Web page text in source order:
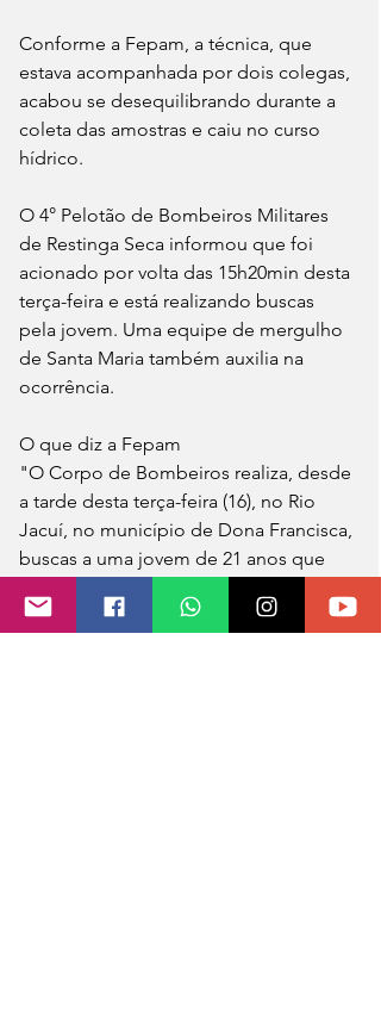
Conforme a Fepam, a técnica, que
estava acompanhada por dois colegas,
acabou se desequilibrando durante a
coleta das amostras e caiu no curso
hídrico.
O 4° Pelotão de Bombeiros Militares
de Restinga Seca informou que foi
acionado por volta das 15h20min desta
terça-feira e está realizando buscas
pela jovem. Uma equipe de mergulho
de Santa Maria também auxilia na
ocorrência.
O que diz a Fepam
"O Corpo de Bombeiros realiza, desde
a tarde desta terça-feira (16), no Rio
Jacuí, no município de Dona Francisca,
buscas a uma jovem de 21 anos que
Costantin é técnica em Química e atua